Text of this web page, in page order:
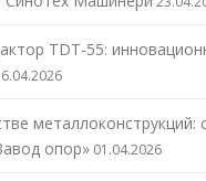
TDT-55:
металлоконструкций:
опор» 01.04.2026